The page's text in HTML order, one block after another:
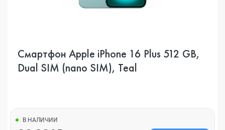
Смартфон Apple iPhone 16 Plus 512 GB,
Dual SIM (nano SIM), Teal
В НАЛИЧИИ